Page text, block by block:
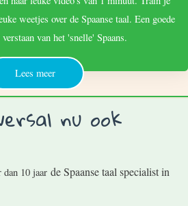
weetjes over de Spaanse taal. Een goede
van het 'snelle' Spaans.
Lees meer
nu ook
10 jaar de Spaanse taal specialist in